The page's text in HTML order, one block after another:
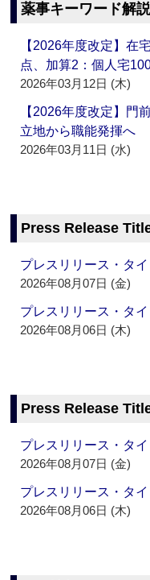
薬事キーワード解
【2026年度改定】在
点、加算2：個人宅
2026年03月12日 (木)
【2026年度改定】門
立地から職能発揮へ
2026年03月11日 (水)
Press Release
プレスリリース・タ
2026年08月07日 (金)
プレスリリース・タ
2026年08月06日 (木)
Press Release
プレスリリース・タ
2026年08月07日 (金)
プレスリリース・タ
2026年08月06日 (木)